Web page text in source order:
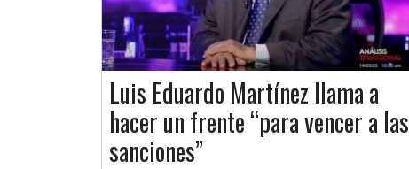
Luis Eduardo Martínez llama a
hacer un frente “para vencer a las
sanciones”